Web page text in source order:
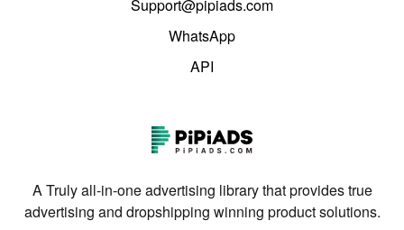
Support@pipiads.com
WhatsApp
API
A Truly all-in-one advertising library that provides true
advertising and dropshipping winning product solutions.